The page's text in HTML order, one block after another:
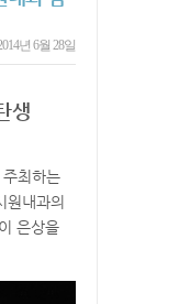
년 6월 28일
생
최하는
원내과의
은상을